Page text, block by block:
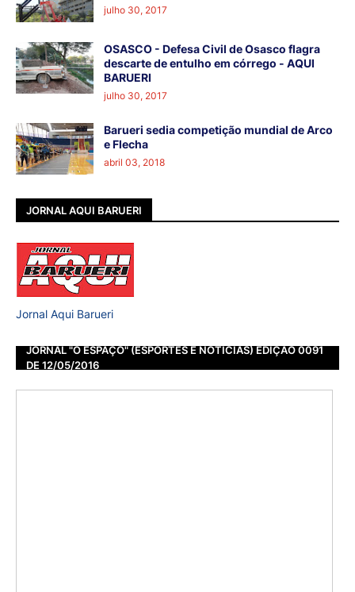
julho 30, 2017
OSASCO - Defesa Civil de Osasco flagra
descarte de entulho em córrego - AQUI
BARUERI
julho 30, 2017
Barueri sedia competição mundial de Arco
e Flecha
abril 03, 2018
JORNAL AQUI BARUERI
Jornal Aqui Barueri
JORNAL "O ESPAÇO" (ESPORTES E NOTÍCIAS) EDIÇÃO 0091
DE 12/05/2016